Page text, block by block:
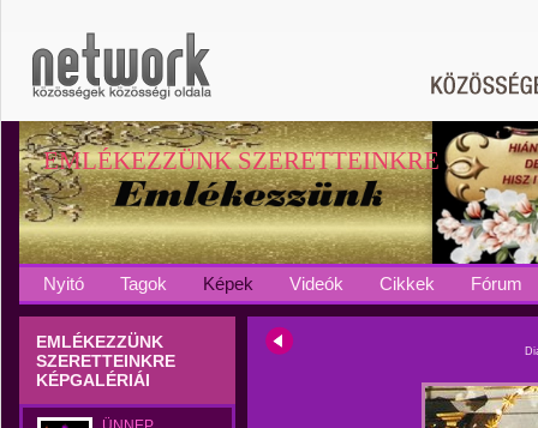
EMLÉKEZZÜNK SZERETTEINKRE
Nyitó Tagok Képek Videók Cikkek Fórum
EMLÉKEZZÜNK
SZERETTEINKRE
KÉPGALÉRIÁI